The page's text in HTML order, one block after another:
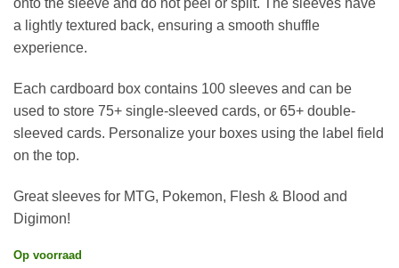
onto the sleeve and do not peel or split. The sleeves have
a lightly textured back, ensuring a smooth shuffle
experience.
Each cardboard box contains 100 sleeves and can be
used to store 75+ single-sleeved cards, or 65+ double-
sleeved cards. Personalize your boxes using the label field
on the top.
Great sleeves for MTG, Pokemon, Flesh & Blood and
Digimon!
Op voorraad